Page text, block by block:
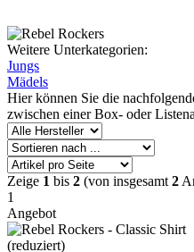
Weitere Unterkategorien:
Jungs
Mädels
Hier können Sie die
zwischen einer Box- oder
Zeige 1 bis 2 (von insgesamt 2
1
Angebot